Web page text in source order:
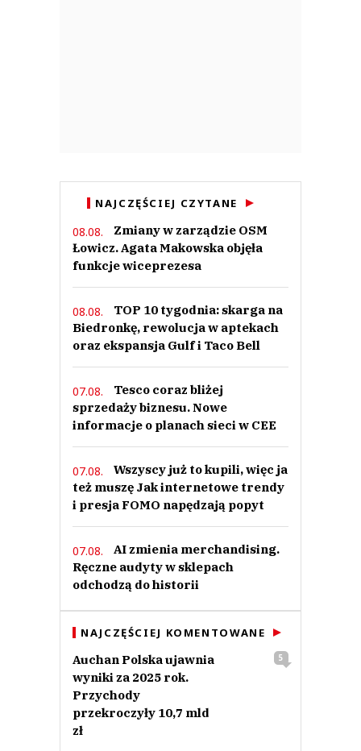
NAJCZĘŚCIEJ CZYTANE
08.08.
Zmiany w zarządzie OSM
Łowicz. Agata Makowska objęła
funkcje wiceprezesa
08.08.
TOP 10 tygodnia: skarga na
Biedronkę, rewolucja w aptekach
oraz ekspansja Gulf i Taco Bell
07.08.
Tesco coraz bliżej
sprzedaży biznesu. Nowe
informacje o planach sieci w CEE
07.08.
Wszyscy już to kupili, więc ja
też muszę Jak internetowe trendy
i presja FOMO napędzają popyt
07.08.
AI zmienia merchandising.
Ręczne audyty w sklepach
odchodzą do historii
NAJCZĘŚCIEJ KOMENTOWANE
Auchan Polska ujawnia
wyniki za 2025 rok.
Przychody
przekroczyły 10,7 mld
zł
5